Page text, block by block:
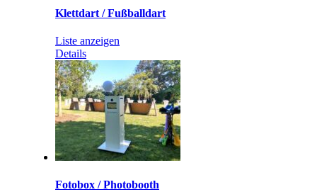
Klettdart / Fußballdart
Liste anzeigen
Details
Fotobox / Photobooth